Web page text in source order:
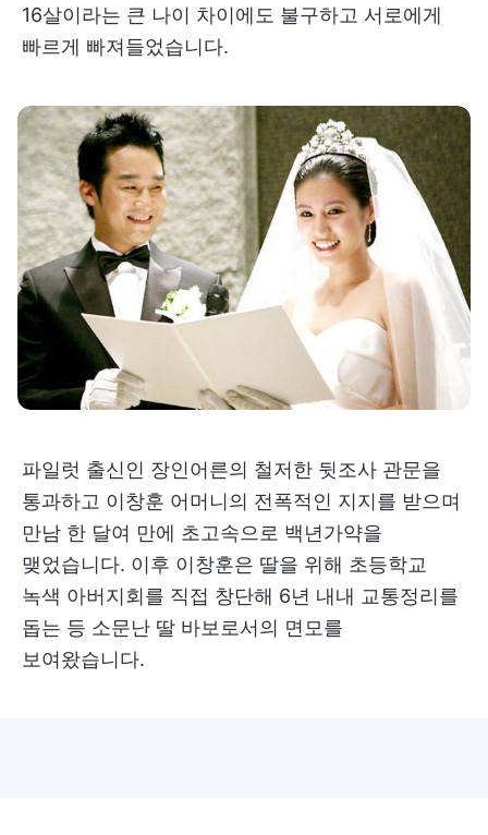
16살이라는 큰 나이 차이에도 불구하고 서로에게
빠르게 빠져들었습니다.
파일럿 출신인 장인어른의 철저한 뒷조사 관문을
통과하고 이창훈 어머니의 전폭적인 지지를 받으며
만남 한 달여 만에 초고속으로 백년가약을
맺었습니다. 이후 이창훈은 딸을 위해 초등학교
녹색 아버지회를 직접 창단해 6년 내내 교통정리를
돕는 등 소문난 딸 바보로서의 면모를
보여왔습니다.